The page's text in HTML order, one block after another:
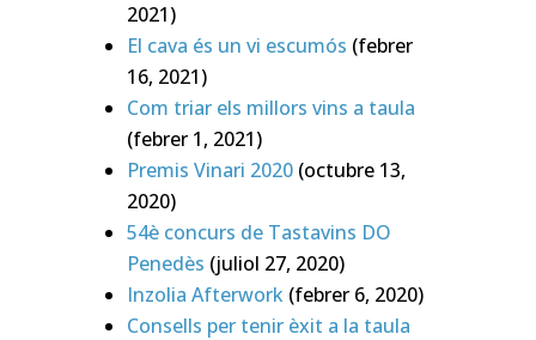
2021)
El cava és un vi escumós (febrer
16, 2021)
Com triar els millors vins a taula
(febrer 1, 2021)
Premis Vinari 2020 (octubre 13,
2020)
54è concurs de Tastavins DO
Penedès (juliol 27, 2020)
Inzolia Afterwork (febrer 6, 2020)
Consells per tenir èxit a la taula